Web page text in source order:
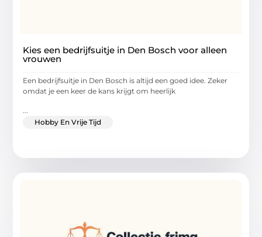
Kies een bedrijfsuitje in Den Bosch voor alleen
vrouwen
Een bedrijfsuitje in Den Bosch is altijd een goed idee. Zeker
omdat je een keer de kans krijgt om heerlijk
Hobby En Vrije Tijd